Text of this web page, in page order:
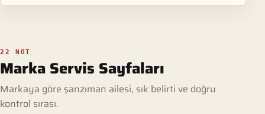
22 NOT
Marka Servis Sayfaları
Markaya göre şanzıman ailesi, sık belirti ve doğru
kontrol sırası.